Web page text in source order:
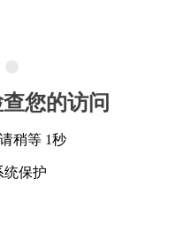
您的访问
稍等 1秒
统保护